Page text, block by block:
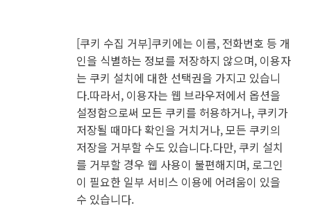
[쿠키 수집 거부]쿠키에는 이름, 전화번호 등 개
인을 식별하는 정보를 저장하지 않으며, 이용자
는 쿠키 설치에 대한 선택권을 가지고 있습니
다.따라서, 이용자는 웹 브라우저에서 옵션을
설정함으로써 모든 쿠키를 허용하거나, 쿠키가
저장될 때마다 확인을 거치거나, 모든 쿠키의
저장을 거부할 수도 있습니다.다만, 쿠키 설치
를 거부할 경우 웹 사용이 불편해지며, 로그인
이 필요한 일부 서비스 이용에 어려움이 있을
수 있습니다.